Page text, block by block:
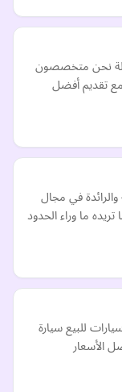
نحن متخصصون
تقديم أفضل
في مجال
ما وراء الحدود
للبيع سيارة
الأسعار